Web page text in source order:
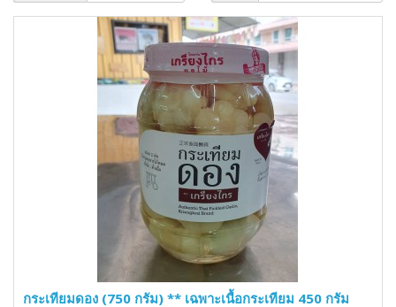
กระเทียมดอง (750 กรัม) ** เฉพาะเนื้อกระเทียม 450 กรัม